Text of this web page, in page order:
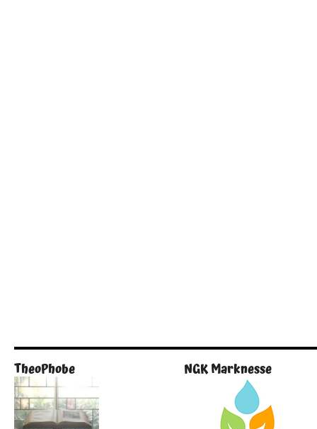
TheoPhobe NGK Marknesse